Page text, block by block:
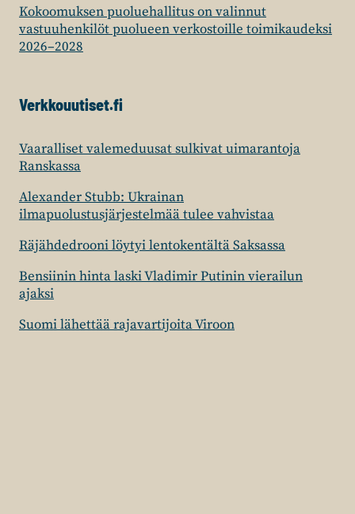
Kokoomuksen puoluehallitus on valinnut
vastuuhenkilöt puolueen verkostoille toimikaudeksi
2026–2028
Verkkouutiset.fi
Vaaralliset valemeduusat sulkivat uimarantoja
Ranskassa
Alexander Stubb: Ukrainan
ilmapuolustusjärjestelmää tulee vahvistaa
Räjähdedrooni löytyi lentokentältä Saksassa
Bensiinin hinta laski Vladimir Putinin vierailun
ajaksi
Suomi lähettää rajavartijoita Viroon